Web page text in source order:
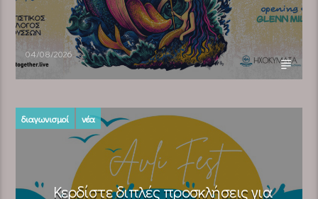
04/08/2026
διαγωνισμοί νέα
Κερδίστε διπλές προσκλήσεις για